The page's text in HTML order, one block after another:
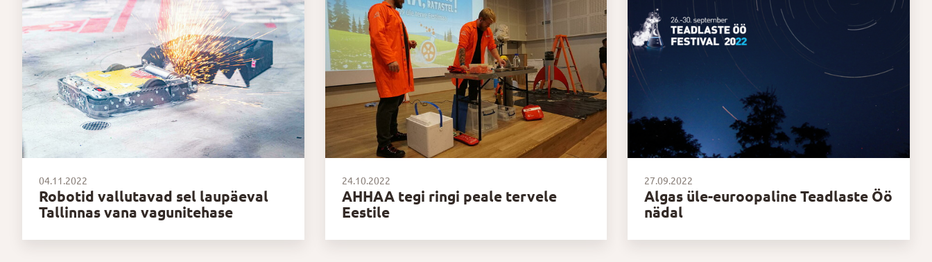
04.11.2022
Robotid vallutavad sel laupäeval
Tallinnas vana vagunitehase
24.10.2022
AHHAA tegi ringi peale tervele
Eestile
27.09.2022
Algas üle-euroopaline Teadlaste Öö
nädal